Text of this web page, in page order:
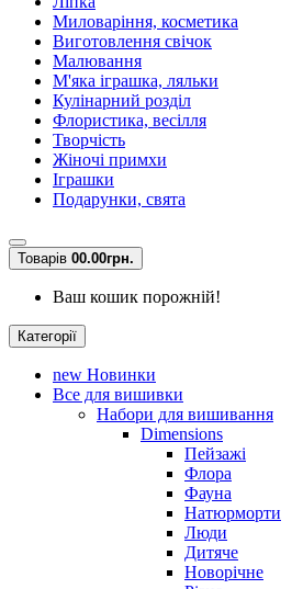
Миловаріння, косметика
Виготовлення свічок
Малювання
М'яка іграшка, ляльки
Кулінарний розділ
Флористика, весілля
Творчість
Жіночі примхи
Іграшки
Подарунки, свята
Товарів 00.00грн.
Ваш кошик порожній!
Категорії
new Новинки
Все для вишивки
Набори для вишивання
Dimensions
Пейзажі
Флора
Фауна
Натюрморти
Люди
Дитяче
Новорічне